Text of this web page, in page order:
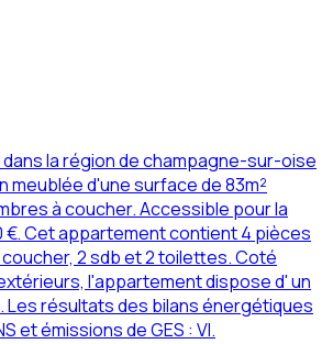
la région de champagne-sur-oise
meublée d'une surface de 83m²
à coucher. Accessible pour la
€. Cet appartement contient 4 pièces
2 sdb et 2 toilettes. Coté
l'appartement dispose d' un
Les résultats des bilans énergétiques
et émissions de GES : VI.